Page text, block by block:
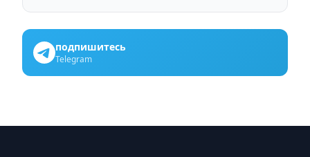
подпишитесь
Telegram